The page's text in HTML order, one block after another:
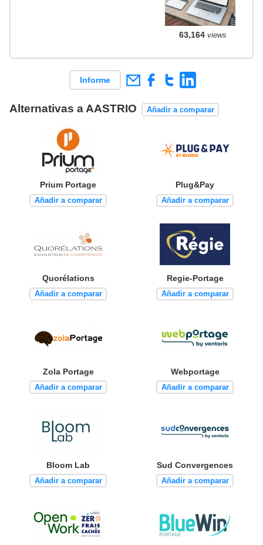
63,164views
Informe
Alternativas a AASTRIO Añadir a comparar
Prium Portage
Añadir a comparar
Plug&Pay
Añadir a comparar
Quorélations
Añadir a comparar
Regie-Portage
Añadir a comparar
Zola Portage
Añadir a comparar
Webportage
Añadir a comparar
Bloom Lab
Añadir a comparar
Sud Convergences
Añadir a comparar